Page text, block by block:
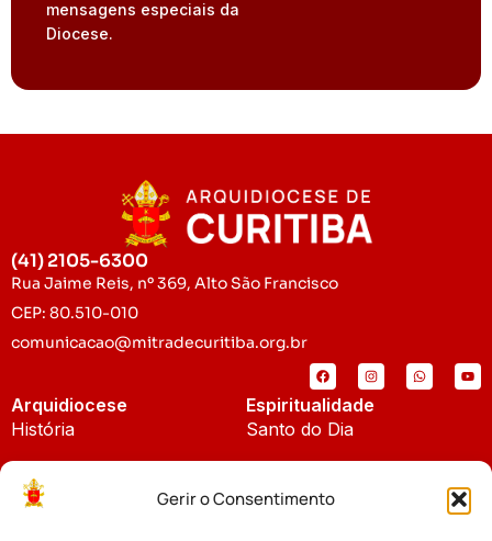
Gerir o Consentimento
mensagens especiais da
Diocese.
(41) 2105-6300
Rua Jaime Reis, nº 369, Alto São Francisco
CEP: 80.510-010
comunicacao@mitradecuritiba.org.br
Arquidiocese
História
Padroeira
Espiritualidade
Santo do Dia